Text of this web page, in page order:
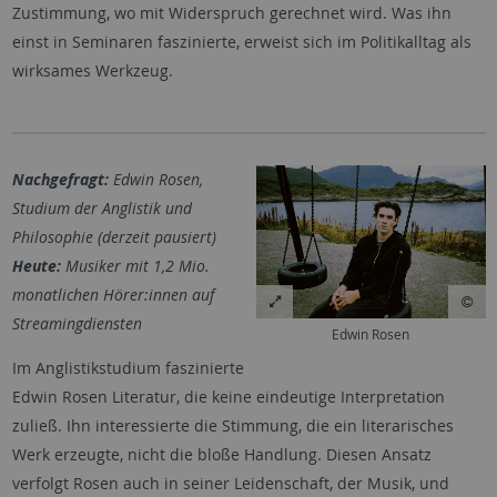
Zustimmung, wo mit Widerspruch gerechnet wird. Was ihn
einst in Seminaren faszinierte, erweist sich im Politikalltag als
wirksames Werkzeug.
Edwin Rosen
Nachgefragt: Edwin Rosen,
Studium der Anglistik und
Philosophie (derzeit pausiert)
Heute: Musiker mit 1,2 Mio.
monatlichen Hörer:innen auf
Streamingdiensten
Im Anglistikstudium faszinierte
Edwin Rosen Literatur, die keine eindeutige Interpretation
zuließ. Ihn interessierte die Stimmung, die ein literarisches
Werk erzeugte, nicht die bloße Handlung. Diesen Ansatz
verfolgt Rosen auch in seiner Leidenschaft, der Musik, und